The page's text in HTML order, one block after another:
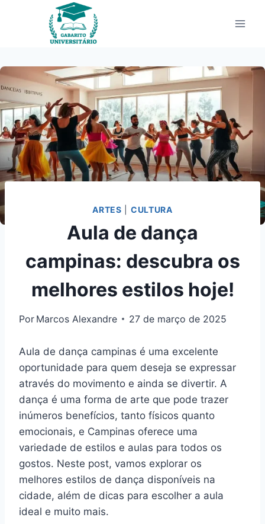
ARTES CULTURA
Aula de dança
campinas: descubra os
melhores estilos hoje!
Por Marcos Alexandre 27 de março de 2025
Aula de dança campinas é uma excelente
oportunidade para quem deseja se expressar
através do movimento e ainda se divertir. A
dança é uma forma de arte que pode trazer
inúmeros benefícios, tanto físicos quanto
emocionais, e Campinas oferece uma
variedade de estilos e aulas para todos os
gostos. Neste post, vamos explorar os
melhores estilos de dança disponíveis na
cidade, além de dicas para escolher a aula
ideal e muito mais.